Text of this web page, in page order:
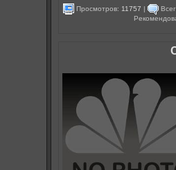
Просмотров: 11757 |